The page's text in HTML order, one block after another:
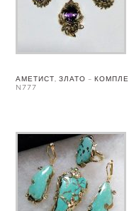
АМЕТИСТ, ЗЛАТО –
N777